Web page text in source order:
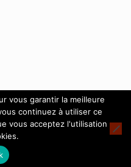
vous garantir la meilleure
continuez à utiliser ce
vous acceptez l'utilisation